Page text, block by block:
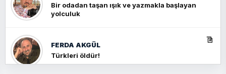
Bir odadan taşan ışık ve yazmakla başlayan
yolculuk
FERDA AKGÜL
Türkleri öldür!